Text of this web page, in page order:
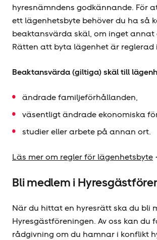
hyresnämndens godkännande. För
ett lägenhetsbyte behöver du ha så
beaktansvärda skäl, om inget
Rätten att byta lägenhet är reglerad
Beaktansvärda (giltiga) skäl till
ändrade familjeförhållanden,
väsentligt ändrade ekonomiska
studier eller arbete på annan ort.
Läs mer om regler för lägenhetsbyte
Bli medlem i
När du hittat en hyresrätt ska du bli
Hyresgästför­eningen. Av oss kan du
rådgivning om du hamnar i konflikt